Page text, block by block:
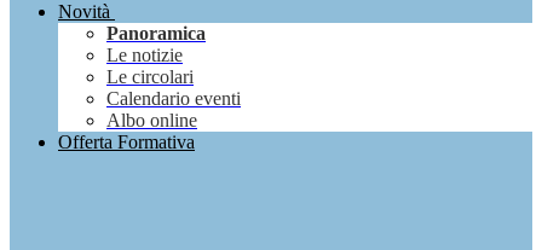
Novità
Panoramica
Le notizie
Le circolari
Calendario eventi
Albo online
Offerta Formativa